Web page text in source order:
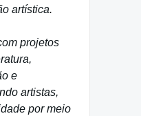
artística.
projetos
e
artistas,
por meio